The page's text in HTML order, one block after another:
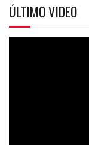
ÚLTIMO VIDEO